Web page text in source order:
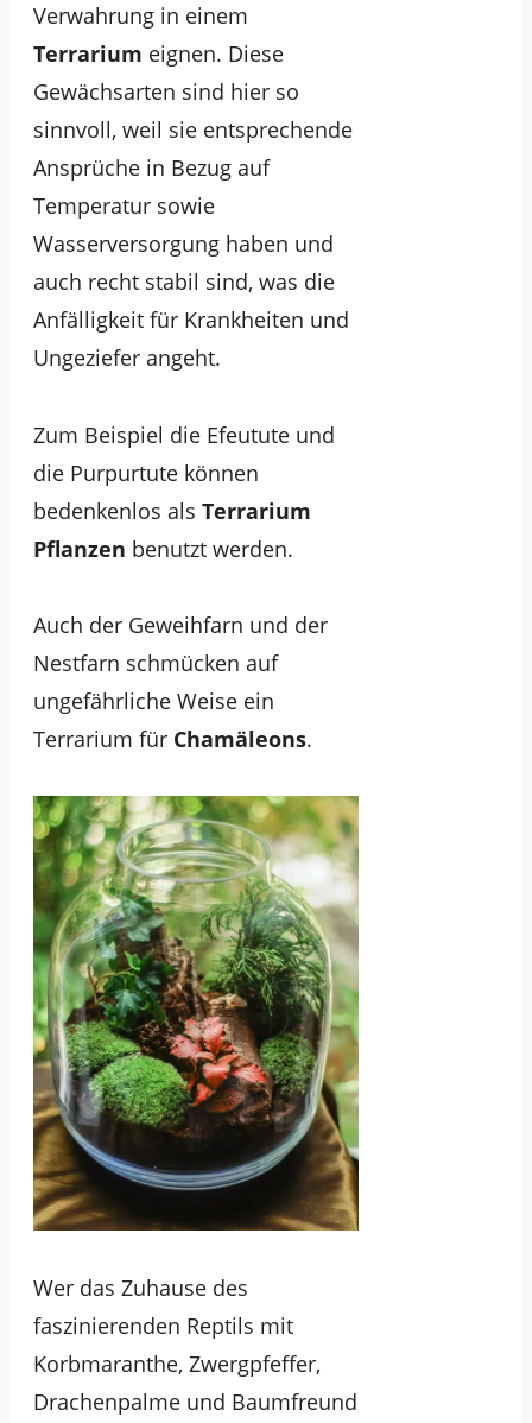
Verwahrung in einem
Terrarium eignen. Diese
Gewächsarten sind hier so
sinnvoll, weil sie entsprechende
Ansprüche in Bezug auf
Temperatur sowie
Wasserversorgung haben und
auch recht stabil sind, was die
Anfälligkeit für Krankheiten und
Ungeziefer angeht.
Zum Beispiel die Efeutute und
die Purpurtute können
bedenkenlos als Terrarium
Pflanzen benutzt werden.
Auch der Geweihfarn und der
Nestfarn schmücken auf
ungefährliche Weise ein
Terrarium für Chamäleons.
Wer das Zuhause des
faszinierenden Reptils mit
Korbmaranthe, Zwergpfeffer,
Drachenpalme und Baumfreund